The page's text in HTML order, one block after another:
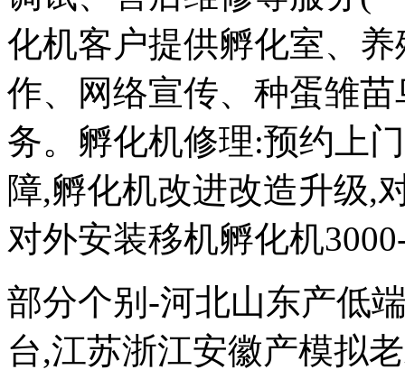
化机客户提供孵化室、
作、网络宣传、种蛋雏
务。孵化机修理:预约上
障,孵化机改进改造升级,
对外安装移机孵化机
部分个别-河北山东产低
台,江苏浙江安徽产模拟